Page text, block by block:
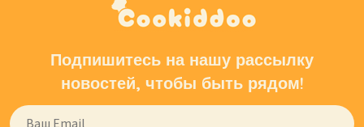
Подпишитесь на нашу рассылку
новостей, чтобы быть рядом!